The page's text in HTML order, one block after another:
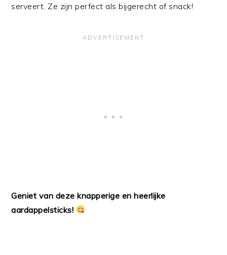
serveert. Ze zijn perfect als bijgerecht of snack!
Geniet van deze knapperige en heerlijke
aardappelsticks!